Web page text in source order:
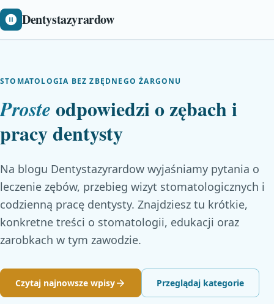
Dentystazyrardow
STOMATOLOGIA BEZ ZBĘDNEGO ŻARGONU
Proste odpowiedzi o zębach i
pracy dentysty
Na blogu Dentystazyrardow wyjaśniamy pytania o
leczenie zębów, przebieg wizyt stomatologicznych i
codzienną pracę dentysty. Znajdziesz tu krótkie,
konkretne treści o stomatologii, edukacji oraz
zarobkach w tym zawodzie.
Czytaj najnowsze wpisy Przeglądaj kategorie